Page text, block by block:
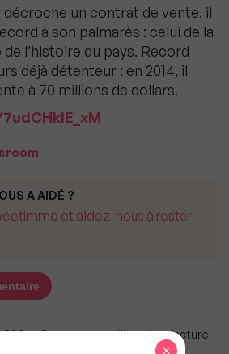
un contrat de vente, il
à son palmarès : celui de la
l’histoire du pays. Record
déjà détenteur : en 2014, il
à 70 millions de dollars.
A AIDÉ ?
et aidez-nous à rester
: Ces grandes villes où la facture
×